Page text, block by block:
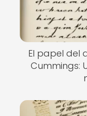
El papel del
Cummings: